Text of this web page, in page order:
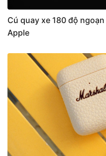
Cú quay xe 180 độ
Apple